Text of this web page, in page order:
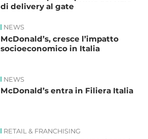
di delivery al gate
NEWS
McDonald’s, cresce l’impatto
socioeconomico in Italia
NEWS
McDonald’s entra in Filiera Italia
RETAIL & FRANCHISING